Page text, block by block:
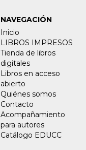
NAVEGACIÓN
Inicio
LIBROS IMPRESOS
Tienda de libros
digitales
Libros en acceso
abierto
Quiénes somos
Contacto
Acompañamiento
para autores
Catálogo EDUCC